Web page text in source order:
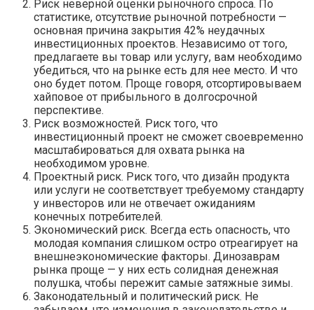
Риск неверной оценки рыночного спроса. По
статистике, отсутствие рыночной потребности —
основная причина закрытия 42% неудачных
инвестиционных проектов. Независимо от того,
предлагаете вы товар или услугу, вам необходимо
убедиться, что на рынке есть для нее место. И что
оно будет потом. Проще говоря, отсортировываем
хайповое от прибыльного в долгосрочной
перспективе.
Риск возможностей. Риск того, что
инвестиционный проект не сможет своевременно
масштабироваться для охвата рынка на
необходимом уровне.
Проектный риск. Риск того, что дизайн продукта
или услуги не соответствует требуемому стандарту
у инвесторов или не отвечает ожиданиям
конечных потребителей.
Экономический риск. Всегда есть опасность, что
молодая компания слишком остро отреагирует на
внешнеэкономические факторы. Динозаврам
рынка проще — у них есть солидная денежная
полушка, чтобы пережит самые затяжные зимы.
Законодательный и политический риск. Не